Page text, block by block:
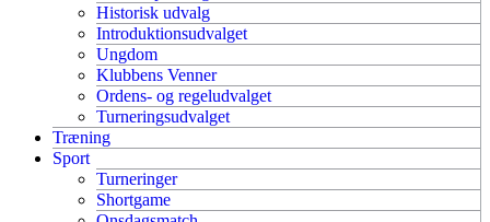
Historisk udvalg
Introduktionsudvalget
Ungdom
Klubbens Venner
Ordens- og regeludvalget
Turneringsudvalget
Træning
Sport
Turneringer
Shortgame